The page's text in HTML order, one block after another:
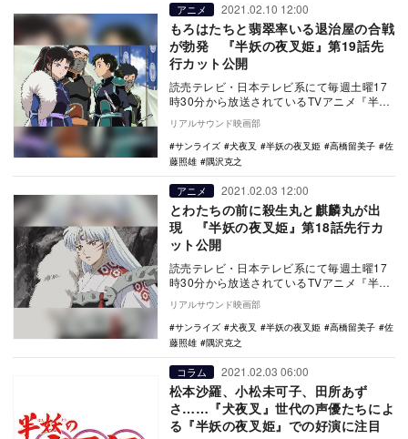
アニメ 2021.02.10 12:00
もろはたちと翡翠率いる退治屋の合戦
が勃発 『半妖の夜叉姫』第19話先
行カット公開
読売テレビ・日本テレビ系にて毎週土曜17
時30分から放送されているTVアニメ『半妖
の夜叉姫』より、第19話の先行カットが公
開され…
リアルサウンド映画部
サンライズ
犬夜叉 半妖の夜叉姫 高橋留美子
佐
藤照雄
隅沢克之
アニメ 2021.02.03 12:00
とわたちの前に殺生丸と麒麟丸が出
現 『半妖の夜叉姫』第18話先行カ
ット公開
読売テレビ・日本テレビ系にて毎週土曜17
時30分から放送されているTVアニメ『半妖
の夜叉姫』より、第18話の先行カットが公
開され…
リアルサウンド映画部
サンライズ
犬夜叉 半妖の夜叉姫 高橋留美子
佐
藤照雄
隅沢克之
コラム 2021.02.03 06:00
松本沙羅、小松未可子、田所あず
さ……『犬夜叉』世代の声優たちによ
る『半妖の夜叉姫』での好演に注目